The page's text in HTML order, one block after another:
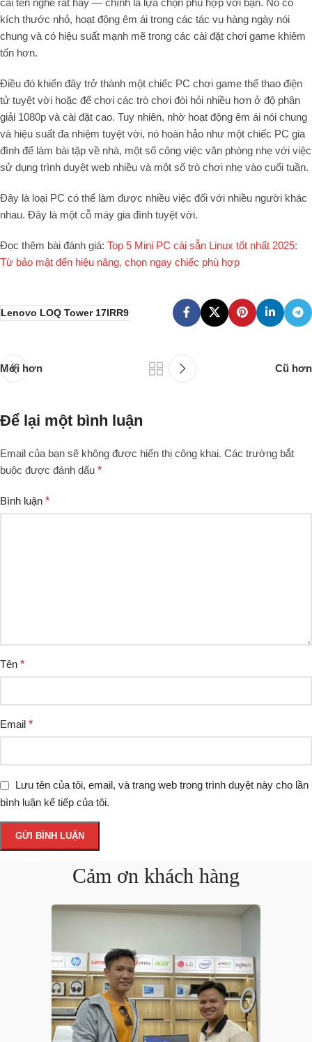
cái tên nghe rất hay — chính là lựa chọn phù hợp với bạn. Nó có
kích thước nhỏ, hoạt động êm ái trong các tác vụ hàng ngày nói
chung và có hiệu suất mạnh mẽ trong các cài đặt chơi game khiêm
tốn hơn.
Điều đó khiến đây trở thành một chiếc PC chơi game thể thao điện
tử tuyệt vời hoặc để chơi các trò chơi đòi hỏi nhiều hơn ở độ phân
giải 1080p và cài đặt cao. Tuy nhiên, nhờ hoạt động êm ái nói chung
và hiệu suất đa nhiệm tuyệt vời, nó hoàn hảo như một chiếc PC gia
đình để làm bài tập về nhà, một số công việc văn phòng nhẹ với việc
sử dụng trình duyệt web nhiều và một số trò chơi nhẹ vào cuối tuần.
Đây là loại PC có thể làm được nhiều việc đối với nhiều người khác
nhau. Đây là một cỗ máy gia đình tuyệt vời.
Đọc thêm bài đánh giá: Top 5 Mini PC cài sẵn Linux tốt nhất 2025:
Từ bảo mật đến hiệu năng, chọn ngay chiếc phù hợp
Lenovo LOQ Tower 17IRR9
Mới hơn Cũ hơn
Để lại một bình luận
Email của bạn sẽ không được hiển thị công khai. Các trường bắt
buộc được đánh dấu *
Bình luận *
Tên *
Email *
Lưu tên của tôi, email, và trang web trong trình duyệt này cho lần
bình luận kế tiếp của tôi.
Cảm ơn khách hàng